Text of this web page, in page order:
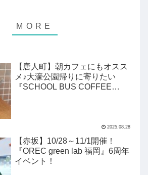
【唐人町】朝カフェにもオスス
メ♪大濠公園帰りに寄りたい
『SCHOOL BUS COFFEE
2025.08.28
【赤坂】10/28～11/1開催！
『OREC green lab 福岡』6周年
イベント！